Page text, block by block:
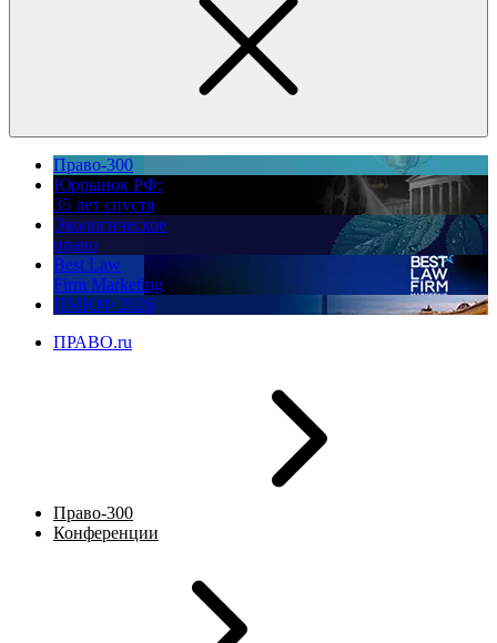
Право-300
Юррынок РФ:
35 лет спустя
Экологическое
право
Best Law
Firm Marketing
ПМЮФ 2026
ПРАВО.ru
Право-300
Конференции